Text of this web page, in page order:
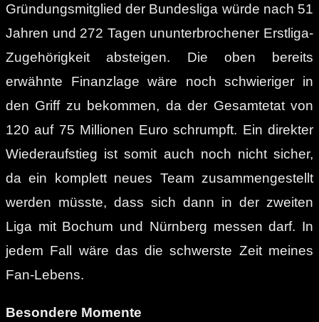
Gründungsmitglied der Bundesliga würde nach 51
Jahren und 272 Tagen ununterbrochener Erstliga-
Zugehörigkeit absteigen. Die oben bereits
erwähnte Finanzlage wäre noch schwieriger in
den Griff zu bekommen, da der Gesamtetat von
120 auf 75 Millionen Euro schrumpft. Ein direkter
Wiederaufstieg ist somit auch noch nicht sicher,
da ein komplett neues Team zusammengestellt
werden müsste, dass sich dann in der zweiten
Liga mit Bochum und Nürnberg messen darf. In
jedem Fall wäre das die schwerste Zeit meines
Fan-Lebens.
Besondere Momente